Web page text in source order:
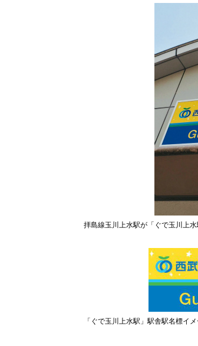
拝島線玉川上水駅が「ぐで玉川上
「ぐで玉川上水駅」駅舎駅名標イ